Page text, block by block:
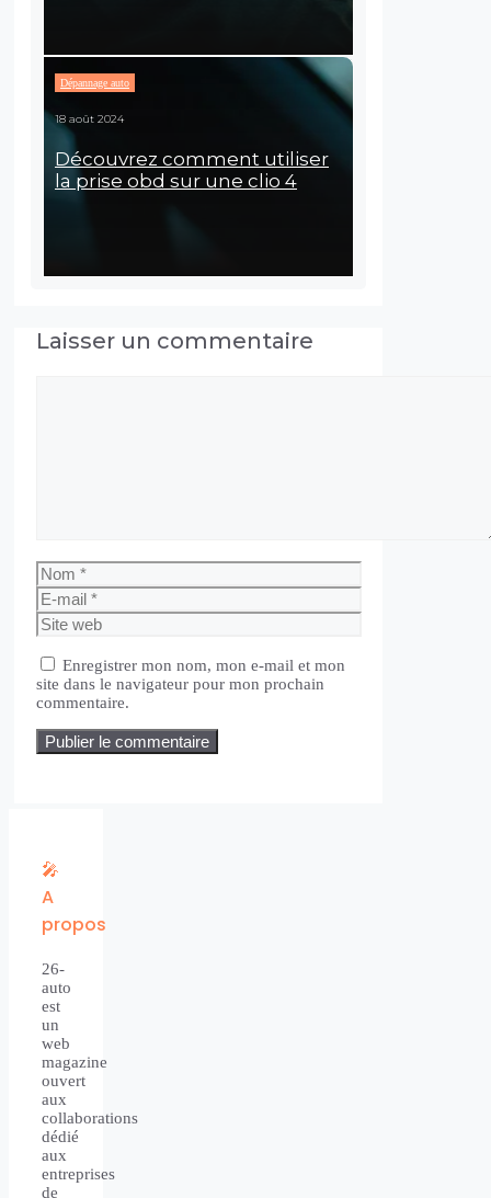
Dépannage auto
18 août 2024
Découvrez comment utiliser
la prise obd sur une clio 4
Laisser un commentaire
Nom
E-
mail
Site
web
Enregistrer mon nom, mon e-mail et mon
site dans le navigateur pour mon prochain
commentaire.
🎤
A
propos
26-
auto
est
un
web
magazine
ouvert
aux
collaborations
dédié
aux
entreprises
de